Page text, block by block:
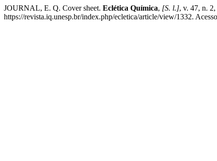
JOURNAL, E. Q. Cover sheet. Eclética Química, [S. l.], v. 47, n.
https://revista.iq.unesp.br/index.php/ecletica/article/view/1332.